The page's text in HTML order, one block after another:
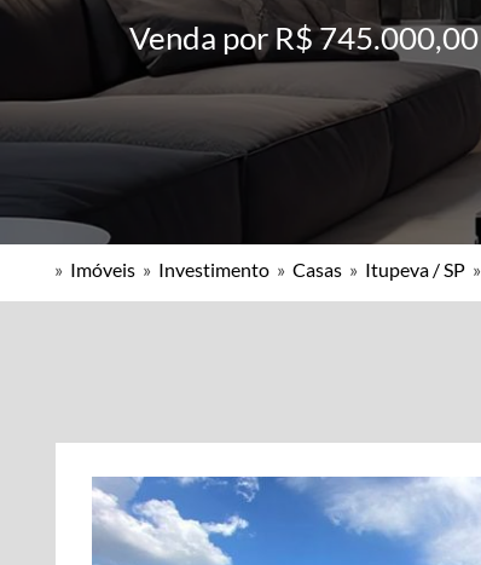
Venda por R$ 745.000,00
» Imóveis » Investimento » Casas » Itupeva / SP »